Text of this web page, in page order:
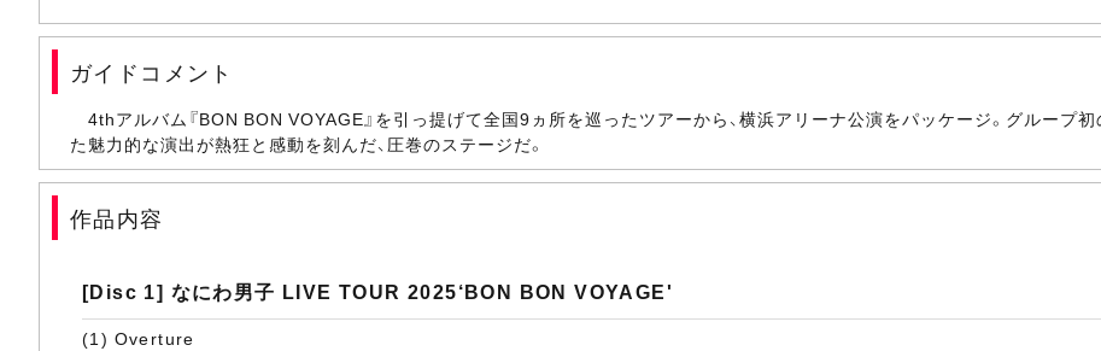
ガイドコメント
4thアルバム『BON BON VOYAGE』を引っ提げて全国9ヵ所を巡ったツアーから、横浜アリーナ公演をパッケージ。グループ
た魅⼒的な演出が熱狂と感動を刻んだ、圧巻のステージだ。
作品内容
[Disc 1] なにわ男子 LIVE TOUR 2025‘BON BON VOYAGE'
(1) Overture